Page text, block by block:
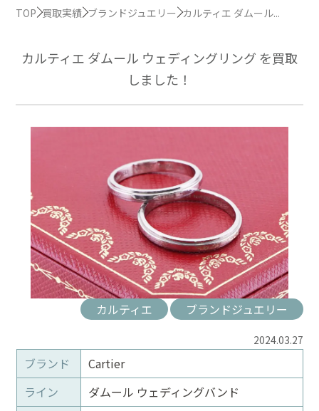
TOP 買取実績 ブランドジュエリー カルティエ ダムール...
カルティエ ダムール ウェディングリング を買取
しました！
カルティエ ブランドジュエリー
2024.03.27
ブランド
Cartier
ライン
ダムール ウェディングバンド